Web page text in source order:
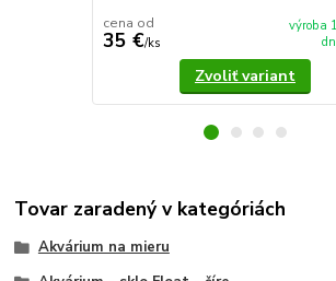
cena od
35 €/ks
výroba
Zvoliť variant
Tovar zaradený v kategóriách
Akvárium na mieru